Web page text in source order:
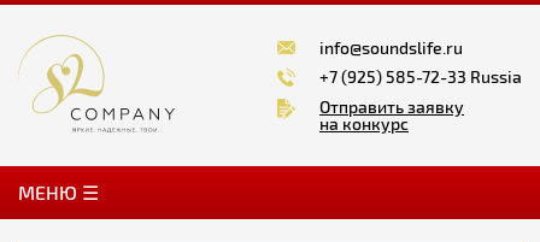
info@soundslife.ru
+7 (925) 585-72-33 Russia
Отправить заявку
на конкурс
MЕНЮ ☰